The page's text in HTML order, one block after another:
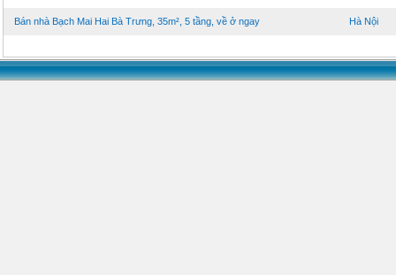
Bán nhà Bạch Mai Hai Bà Trưng, 35m², 5 tầng, về ở ngay Hà Nội